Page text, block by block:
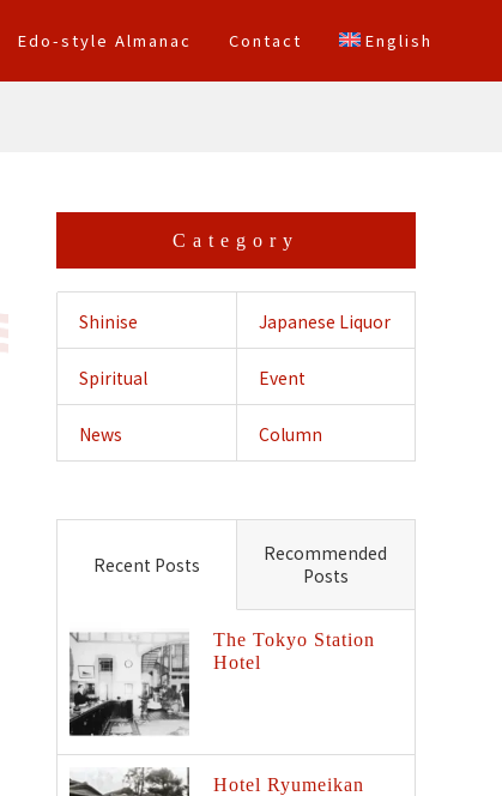
Edo-style Almanac Contact English
Category
Shinise Japanese Liquor
Crossing
Spiritual Event
News Column
Recent Posts
Recommended
Posts
The Tokyo Station
Hotel
Hotel Ryumeikan